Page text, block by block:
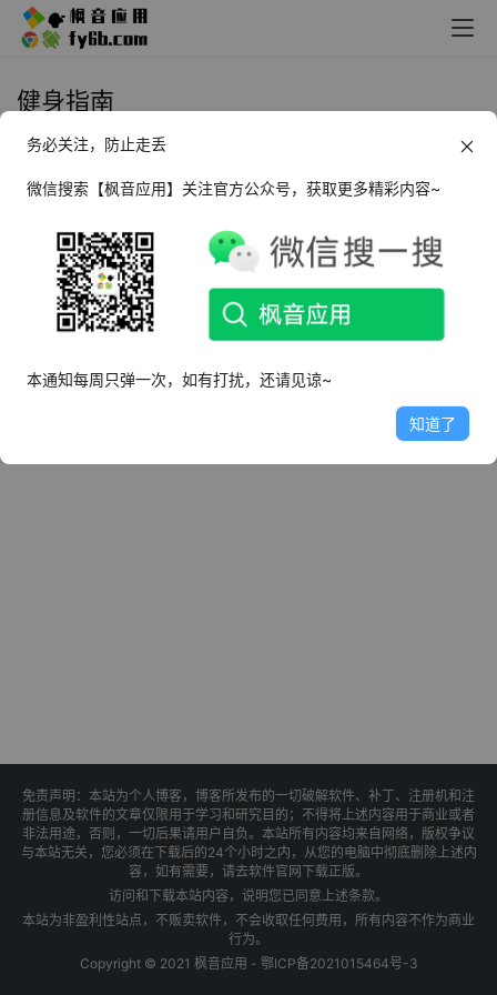
健身指南
Android Titan Workouts 健身指南
_v3.7.2
2025年3月13日
免责声明：本站为个人博客，博客所发布的一切破解软件、补丁、注册机和注
册信息及软件的文章仅限用于学习和研究目的；不得将上述内容用于商业或者
非法用途，否则，一切后果请用户自负。本站所有内容均来自网络，版权争议
与本站无关，您必须在下载后的24个小时之内，从您的电脑中彻底删除上述内
容，如有需要，请去软件官网下载正版。
访问和下载本站内容，说明您已同意上述条款。
本站为非盈利性站点，不贩卖软件，不会收取任何费用，所有内容不作为商业
行为。
Copyright © 2021 枫音应用 - 鄂ICP备2021015464号-3
务必关注，防止走丢
微信搜索【枫音应用】关注官方公众号，获取更多精彩内容~
本通知每周只弹一次，如有打扰，还请见谅~
知道了